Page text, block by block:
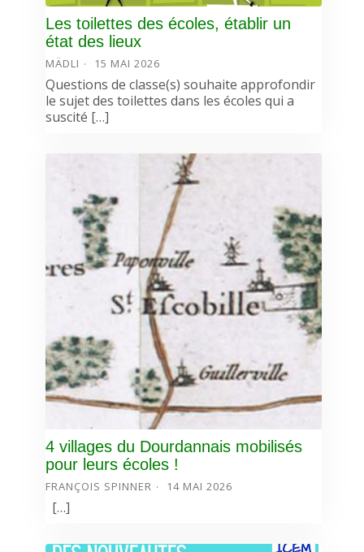
Les toilettes des écoles, établir un
état des lieux
MÄDLI 15 MAI 2026
Questions de classe(s) souhaite approfondir
le sujet des toilettes dans les écoles qui a
suscité […]
4 villages du Dourdannais mobilisés
pour leurs écoles !
FRANÇOIS SPINNER 14 MAI 2026
[…]